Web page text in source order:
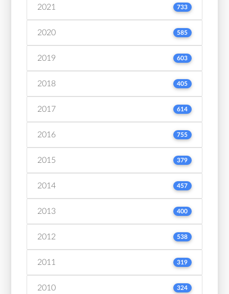
2021 733
2020 585
2019 603
2018 405
2017 614
2016 755
2015 379
2014 457
2013 400
2012 538
2011 319
2010 324